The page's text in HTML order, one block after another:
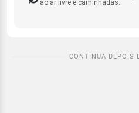
ao ar livre e caminhadas.